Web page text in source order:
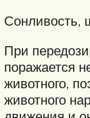
Сонливость,
При
поражается
животного,
животного